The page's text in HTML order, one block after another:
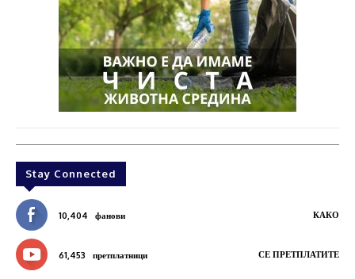
Stay Connected
10,404 фанови КАКО
61,453 претплатници СЕ ПРЕТПЛАТИТЕ